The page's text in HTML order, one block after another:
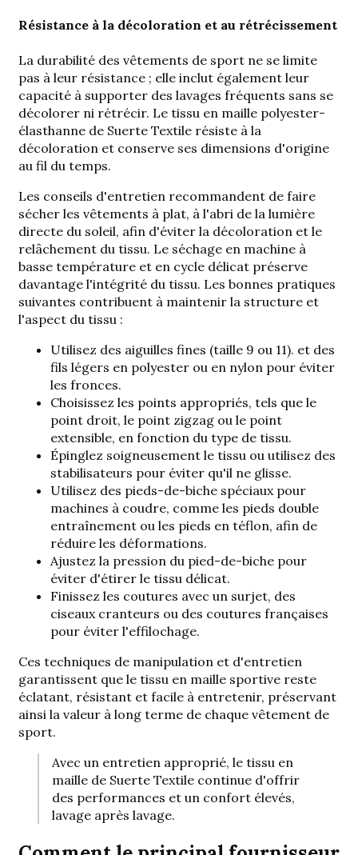
Résistance à la décoloration et au rétrécissement
La durabilité des vêtements de sport ne se limite
pas à leur résistance ; elle inclut également leur
capacité à supporter des lavages fréquents sans se
décolorer ni rétrécir. Le tissu en maille polyester-
élasthanne de Suerte Textile résiste à la
décoloration et conserve ses dimensions d'origine
au fil du temps.
Les conseils d'entretien recommandent de faire
sécher les vêtements à plat, à l'abri de la lumière
directe du soleil, afin d'éviter la décoloration et le
relâchement du tissu. Le séchage en machine à
basse température et en cycle délicat préserve
davantage l'intégrité du tissu. Les bonnes pratiques
suivantes contribuent à maintenir la structure et
l'aspect du tissu :
Utilisez des aiguilles fines (taille 9 ou 11). et des
fils légers en polyester ou en nylon pour éviter
les fronces.
Choisissez les points appropriés, tels que le
point droit, le point zigzag ou le point
extensible, en fonction du type de tissu.
Épinglez soigneusement le tissu ou utilisez des
stabilisateurs pour éviter qu'il ne glisse.
Utilisez des pieds-de-biche spéciaux pour
machines à coudre, comme les pieds double
entraînement ou les pieds en téflon, afin de
réduire les déformations.
Ajustez la pression du pied-de-biche pour
éviter d'étirer le tissu délicat.
Finissez les coutures avec un surjet, des
ciseaux cranteurs ou des coutures françaises
pour éviter l'effilochage.
Ces techniques de manipulation et d'entretien
garantissent que le tissu en maille sportive reste
éclatant, résistant et facile à entretenir, préservant
ainsi la valeur à long terme de chaque vêtement de
sport.
Avec un entretien approprié, le tissu en
maille de Suerte Textile continue d'offrir
des performances et un confort élevés,
lavage après lavage.